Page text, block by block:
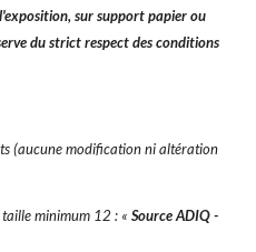
sur support papier ou
du strict respect des conditions
(aucune modification ni altération
taille minimum 12 : «Source ADIQ -